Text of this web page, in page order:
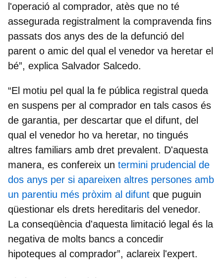
l'operació al comprador, atès que no té
assegurada registralment la compravenda fins
passats dos anys des de la defunció del
parent o amic del qual el venedor va heretar el
bé”, explica Salvador Salcedo.
“El motiu pel qual la fe pública registral queda
en suspens per al comprador en tals casos és
de garantia, per descartar que el difunt, del
qual el venedor ho va heretar, no tingués
altres familiars amb dret prevalent. D'aquesta
manera, es confereix un termini prudencial de
dos anys per si apareixen altres persones amb
un parentiu més pròxim al difunt que puguin
qüestionar els drets hereditaris del venedor.
La conseqüència d'aquesta limitació legal és la
negativa de molts bancs a concedir
hipoteques al comprador”, aclareix l'expert.